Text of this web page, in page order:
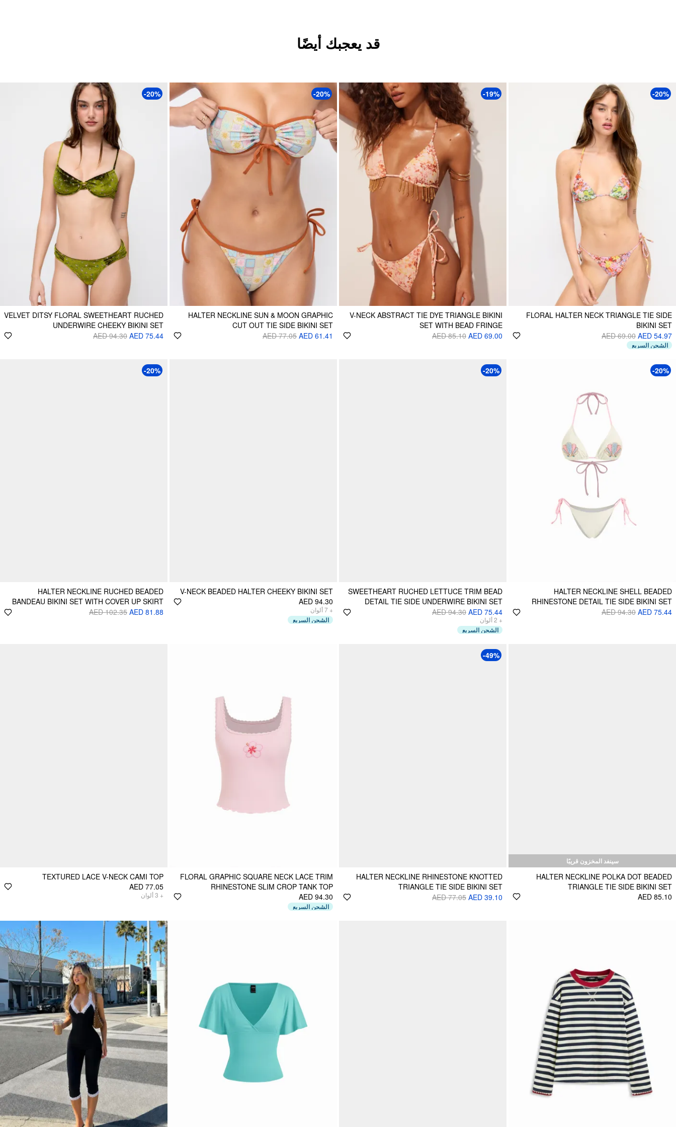
قد يعجبك أيضًا
-20%
FLORAL HALTER NECK TRIANGLE TIE SIDE
BIKINI SET
AED 54.97
AED 69.00
الشحن السريع
-19%
V-NECK ABSTRACT TIE DYE TRIANGLE BIKINI
SET WITH BEAD FRINGE
AED 69.00
AED 85.10
-20%
HALTER NECKLINE SUN & MOON GRAPHIC
CUT OUT TIE SIDE BIKINI SET
AED 61.41
AED 77.05
-20%
VELVET DITSY FLORAL SWEETHEART RUCHED
UNDERWIRE CHEEKY BIKINI SET
AED 75.44
AED 94.30
-20%
HALTER NECKLINE SHELL BEADED
RHINESTONE DETAIL TIE SIDE BIKINI SET
AED 75.44
AED 94.30
-20%
SWEETHEART RUCHED LETTUCE TRIM BEAD
DETAIL TIE SIDE UNDERWIRE BIKINI SET
AED 75.44
AED 94.30
+
2ألوان
الشحن السريع
V-NECK BEADED HALTER CHEEKY BIKINI SET
AED 94.30
+
7ألوان
الشحن السريع
-20%
HALTER NECKLINE RUCHED BEADED
BANDEAU BIKINI SET WITH COVER UP SKIRT
AED 81.88
AED 102.35
سينفد المخزون قريبًا
HALTER NECKLINE POLKA DOT BEADED
TRIANGLE TIE SIDE BIKINI SET
AED 85.10
-49%
HALTER NECKLINE RHINESTONE KNOTTED
TRIANGLE TIE SIDE BIKINI SET
AED 39.10
AED 77.05
FLORAL GRAPHIC SQUARE NECK LACE TRIM
RHINESTONE SLIM CROP TANK TOP
AED 94.30
الشحن السريع
TEXTURED LACE V-NECK CAMI TOP
AED 77.05
+
3ألوان